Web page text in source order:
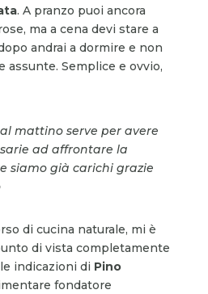
. A pranzo puoi ancora
ma a cena devi stare a
andrai a dormire e non
assunte. Semplice e ovvio,
mattino serve per avere
ad affrontare la
siamo già carichi grazie
di cucina naturale, mi è
di vista completamente
indicazioni di Pino
fondatore